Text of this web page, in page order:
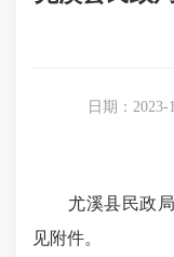
日期：2023-
尤溪县民政局
见附件。